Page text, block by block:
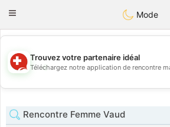
Suissi
Toggle
Mode
💖
💕
Trouvez votre partenaire idéal
Téléchargez notre application de rencontre
Rencontre Femme Vaud